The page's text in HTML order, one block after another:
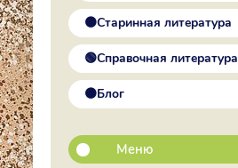
🟠Старинная литература
🟢Справочная литература
🟠Блог
Меню